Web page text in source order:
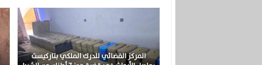
المركز القضائي للدرك الملكي بتاركيست